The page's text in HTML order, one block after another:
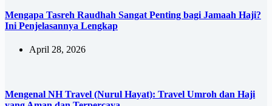
Mengapa Tasreh Raudhah Sangat Penting bagi Jamaah Haji?
Ini Penjelasannya Lengkap
April 28, 2026
Mengenal NH Travel (Nurul Hayat): Travel Umroh dan Haji